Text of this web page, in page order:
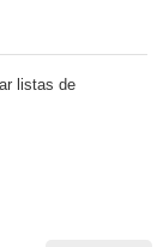
listas de